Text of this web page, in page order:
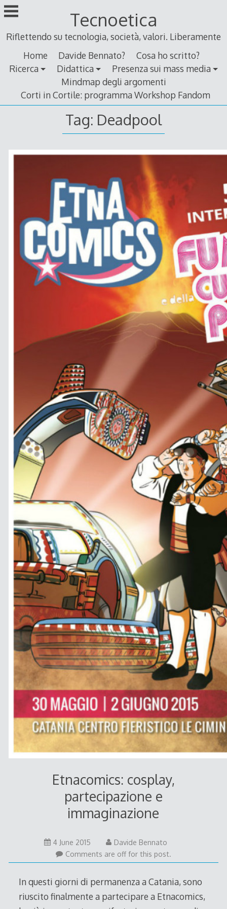
Skip
to
Tecnoetica
Riflettendo su tecnologia, società, valori. Liberamente
Home
Davide Bennato?
Cosa ho scritto?
Ricerca
Didattica
Presenza sui mass media
Mindmap degli argomenti
Corti in Cortile: programma Workshop Fandom
Tag: Deadpool
Etnacomics: cosplay,
partecipazione e
immaginazione
4 June 2015
June
2015
Davide Bennato
Comments are off for this post.
In questi giorni di permanenza a Catania, sono
riuscito finalmente a partecipare a Etnacomics,